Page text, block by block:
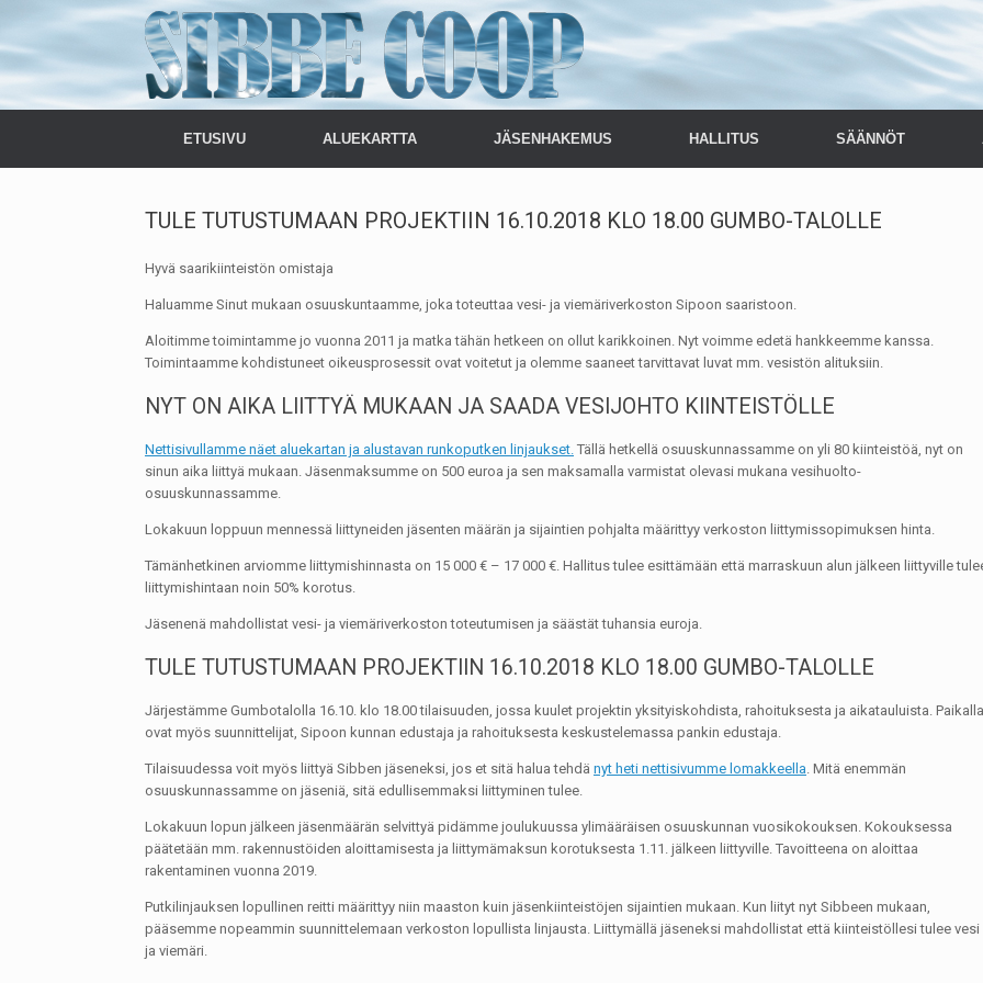
ETUSIVU ALUEKARTTA JÄSENHAKEMUS HALLITUS SÄÄNNÖT
TULE TUTUSTUMAAN PROJEKTIIN 16.10.2018 KLO 18.00 GUMBO-TALOLLE
Hyvä saarikiinteistön omistaja
Haluamme Sinut mukaan osuuskuntaamme, joka toteuttaa vesi- ja viemäriverkoston Sipoon saaristoon.
Aloitimme toimintamme jo vuonna 2011 ja matka tähän hetkeen on ollut karikkoinen. Nyt voimme edetä hankkeemme kanssa.
Toimintaamme kohdistuneet oikeusprosessit ovat voitetut ja olemme saaneet tarvittavat luvat mm. vesistön alituksiin.
NYT ON AIKA LIITTYÄ MUKAAN JA SAADA VESIJOHTO KIINTEISTÖLLE
Nettisivullamme näet aluekartan ja alustavan runkoputken linjaukset. Tällä hetkellä osuuskunnassamme on yli 80 kiinteistöä, nyt on
sinun aika liittyä mukaan. Jäsenmaksumme on 500 euroa ja sen maksamalla varmistat olevasi mukana vesihuolto-
osuuskunnassamme.
Lokakuun loppuun mennessä liittyneiden jäsenten määrän ja sijaintien pohjalta määrittyy verkoston liittymissopimuksen hinta.
Tämänhetkinen arviomme liittymishinnasta on 15 000 € – 17 000 €. Hallitus tulee esittämään että marraskuun alun jälkeen liittyville
liittymishintaan noin 50% korotus.
Jäsenenä mahdollistat vesi- ja viemäriverkoston toteutumisen ja säästät tuhansia euroja.
TULE TUTUSTUMAAN PROJEKTIIN 16.10.2018 KLO 18.00 GUMBO-TALOLLE
Järjestämme Gumbotalolla 16.10. klo 18.00 tilaisuuden, jossa kuulet projektin yksityiskohdista, rahoituksesta ja aikatauluista. Paikalla
ovat myös suunnittelijat, Sipoon kunnan edustaja ja rahoituksesta keskustelemassa pankin edustaja.
Tilaisuudessa voit myös liittyä Sibben jäseneksi, jos et sitä halua tehdä nyt heti nettisivumme lomakkeella. Mitä enemmän
osuuskunnassamme on jäseniä, sitä edullisemmaksi liittyminen tulee.
Lokakuun lopun jälkeen jäsenmäärän selvittyä pidämme joulukuussa ylimääräisen osuuskunnan vuosikokouksen. Kokouksessa
päätetään mm. rakennustöiden aloittamisesta ja liittymämaksun korotuksesta 1.11. jälkeen liittyville. Tavoitteena on aloittaa
rakentaminen vuonna 2019.
Putkilinjauksen lopullinen reitti määrittyy niin maaston kuin jäsenkiinteistöjen sijaintien mukaan. Kun liityt nyt Sibbeen mukaan,
pääsemme nopeammin suunnittelemaan verkoston lopullista linjausta. Liittymällä jäseneksi mahdollistat että kiinteistöllesi tulee vesi
ja viemäri.